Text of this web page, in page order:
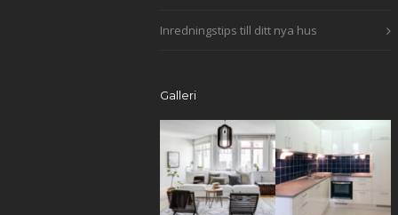
Inredningstips till ditt nya hus
Galleri